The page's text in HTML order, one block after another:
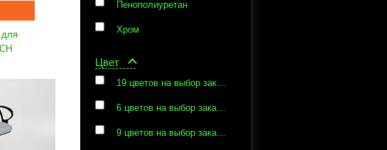
для
Пенополиуретан
Хром
Цвет
19 цветов на выбор заказчика
6 цветов на выбор заказчика
9 цветов на выбор заказчика